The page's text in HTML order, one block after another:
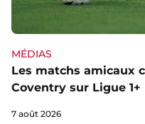
MÉDIAS
Les matchs amicaux
Coventry sur Ligue 1+
7 août 2026